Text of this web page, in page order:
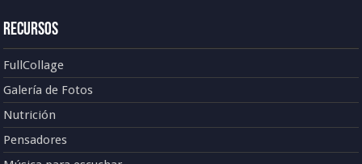
Recursos
FullCollage
Galería de Fotos
Nutrición
Pensadores